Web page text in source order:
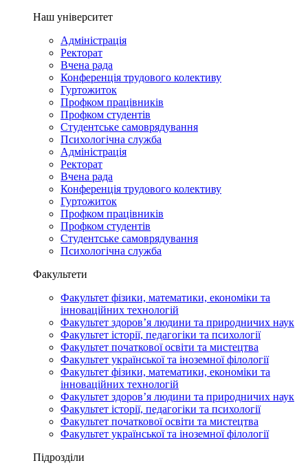
Наш університет
Адміністрація
Ректорат
Вчена рада
Конференція трудового колективу
Гуртожиток
Профком працівників
Профком студентів
Студентське самоврядування
Психологічна служба
Адміністрація
Ректорат
Вчена рада
Конференція трудового колективу
Гуртожиток
Профком працівників
Профком студентів
Студентське самоврядування
Психологічна служба
Факультети
Факультет фізики, математики, економіки та
інноваційних технологій
Факультет здоров’я людини та природничих наук
Факультет історії, педагогіки та психології
Факультет початкової освіти та мистецтва
Факультет української та іноземної філології
Факультет фізики, математики, економіки та
інноваційних технологій
Факультет здоров’я людини та природничих наук
Факультет історії, педагогіки та психології
Факультет початкової освіти та мистецтва
Факультет української та іноземної філології
Підрозділи